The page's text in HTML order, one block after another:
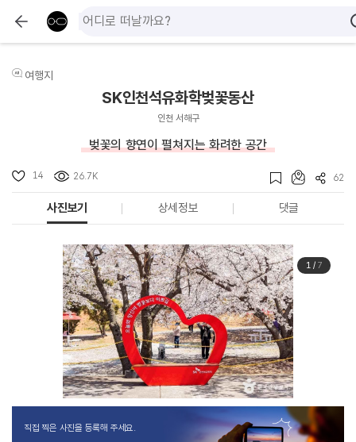
여행지
SK인천석유화학벚꽃동산
인천 서해구
벚꽃의 향연이 펼쳐지는 화려한 공간
14 26.7K 62
사진보기 상세정보 댓글
1/ 7
직접 찍은 사진을 등록해 주세요.